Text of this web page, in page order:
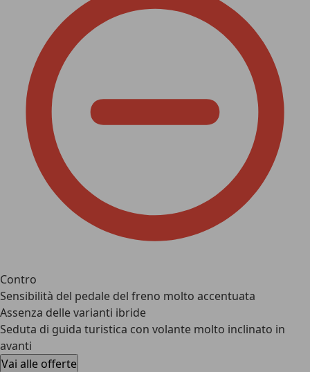
Contro
Sensibilità del pedale del freno molto accentuata
Assenza delle varianti ibride
Seduta di guida turistica con volante molto inclinato in
avanti
Vai alle offerte